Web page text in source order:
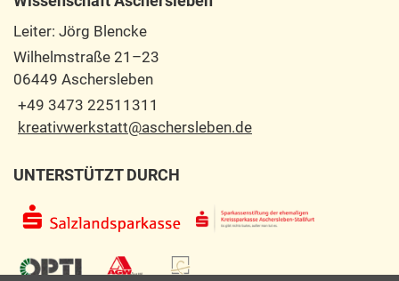
Leiter: Jörg Blencke
Wilhelmstraße 21–23
06449 Aschersleben
+49 3473 22511311
kreativwerkstatt@aschersleben.de
UNTERSTÜTZT DURCH